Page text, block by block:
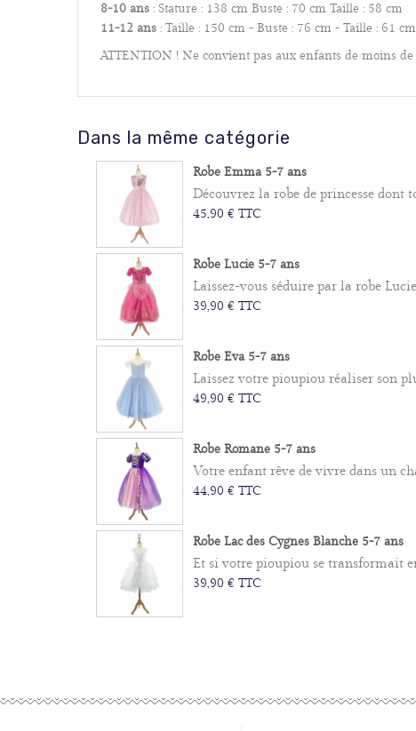
8-10 ans : Stature : 138 cm Buste : 70 cm Taille : 58 cm
11-12 ans : Taille : 150 cm - Buste : 76 cm - Taille : 61 cm
ATTENTION ! Ne convient pas aux enfants de moins
Dans la même catégorie
Robe Emma 5-7 ans
Découvrez la robe de princesse dont
45,90 € TTC
Robe Lucie 5-7 ans
Laissez-vous séduire par la robe
39,90 € TTC
Robe Eva 5-7 ans
Laissez votre pioupiou réaliser son
49,90 € TTC
Robe Romane 5-7 ans
Votre enfant rêve de vivre dans un
44,90 € TTC
Robe Lac des Cygnes Blanche 5-7 ans
Et si votre pioupiou se transformait
39,90 € TTC